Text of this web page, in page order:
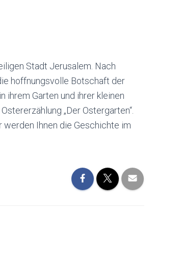
Stadt Jerusalem. Nach
hoffnungsvolle Botschaft der
ihrem Garten und ihrer kleinen
„Der Ostergarten“.
werden Ihnen die Geschichte im